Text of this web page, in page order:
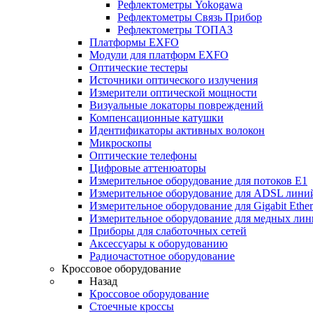
Рефлектометры Yokogawa
Рефлектометры Связь Прибор
Рефлектометры ТОПАЗ
Платформы EXFO
Модули для платформ EXFO
Оптические тестеры
Источники оптического излучения
Измерители оптической мощности
Визуальные локаторы повреждений
Компенсационные катушки
Идентификаторы активных волокон
Микроскопы
Оптические телефоны
Цифровые аттенюаторы
Измерительное оборудование для потоков Е1
Измерительное оборудование для ADSL
Измерительное оборудование для Gigabit
Измерительное оборудование для медных
Приборы для слаботочных сетей
Аксессуары к оборудованию
Радиочастотное оборудование
Кроссовое оборудование
Назад
Кроссовое оборудование
Стоечные кроссы